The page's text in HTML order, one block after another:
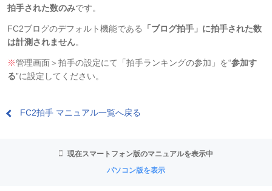
拍手された数のみです。
FC2ブログのデフォルト機能である
「ブログ拍手」に拍手された数
は計測されません。
※管理画面＞拍手の設定にて「拍手ランキングの参加」を“参加す
る”に設定してください。
FC2拍手 マニュアル一覧へ戻る
現在スマートフォン版のマニュアルを表示中
パソコン版を表示